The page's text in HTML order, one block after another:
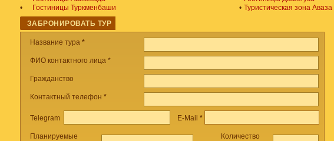
•
Гостиницы Туркменбаши
• Туристическая зона Аваза
ЗАБРОНИРОВАТЬ ТУР
Название тура *
ФИО контактного лица *
Гражданство
Контактный телефон *
Telegram E-Mail *
Планируемые
Количество